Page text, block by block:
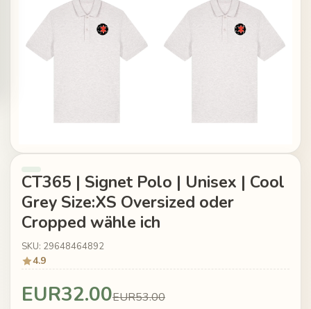
CT365 | Signet Polo | Unisex | Cool
Grey Size:XS Oversized oder
Cropped wähle ich
SKU: 29648464892
4.9
EUR32.00EUR53.00